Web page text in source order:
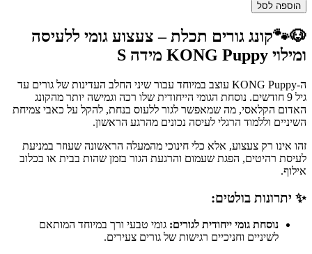
הוספה לסל
🐶🐾קונג גורים תכלת – צעצוע גומי ללעיסה
ומילוי KONG Puppy מידה S
ה-KONG Puppy עוצב במיוחד עבור שיני החלב העדינות של גורים עד
גיל 9 חודשים. נוסחת הגומי הייחודית שלו רכה וגמישה יותר מהקונג
האדום הקלאסי, מה שמאפשר לגור ללעוס בנחת, להקל על כאבי צמיחת
השיניים וללמוד הרגלי לעיסה נכונים מהרגע הראשון.
זהו אינו רק צעצוע, אלא כלי חינוכי מהמעלה הראשונה שעוזר במניעת
לעיסת רהיטים, הפגת שעמום והרגעת הגור בזמן שהות בבית או בכלוב
אילוף.
✨ יתרונות בולטים:
נוסחת גומי ייחודית לגורים: גומי טבעי ורך במיוחד המותאם
לשיניים וחניכיים רגישות של גורים צעירים.